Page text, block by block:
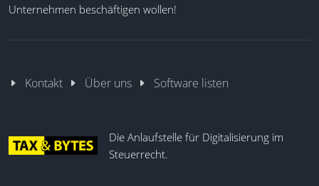
Unternehmen beschäftigen wollen!
Kontakt Über uns Software listen
Die Anlaufstelle für Digitalisierung im
Steuerrecht.